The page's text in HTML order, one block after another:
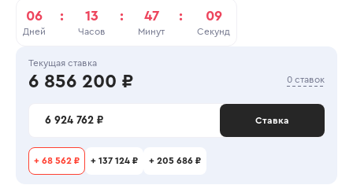
06
Дней
: 13
Часов
: 47
Минут
: 09
Секунд
Текущая ставка
6 856 200 ₽ 0 ставок
6 924 762 ₽ Ставка
+ 68 562 ₽ + 137 124 ₽ + 205 686 ₽